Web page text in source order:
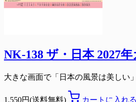
NK-138 ザ・日本 2027
大きな画面で「日本の風景は美しい
1,550円(送料無料) カートに入れる